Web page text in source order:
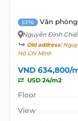
5376 Văn phòng
Nguyễn Đình
Old address:
Hồ Chí Minh
VND 634,800/
USD 24/m2
Floor
View